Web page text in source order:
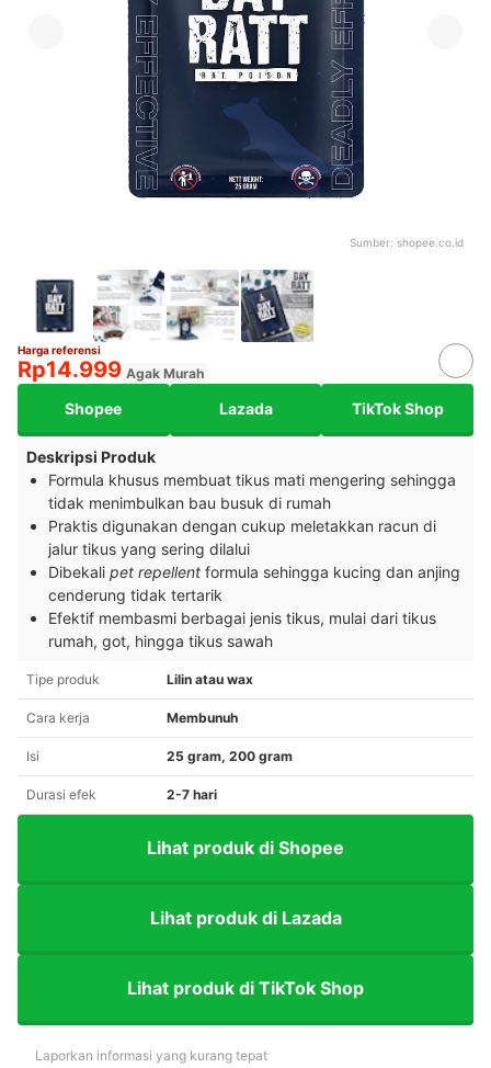
Sumber: shopee.co.id
Harga referensi
Rp14.999 Agak Murah
Shopee Lazada TikTok Shop
Deskripsi Produk
Formula khusus membuat tikus mati mengering sehingga
tidak menimbulkan bau busuk di rumah
Praktis digunakan dengan cukup meletakkan racun di
jalur tikus yang sering dilalui
Dibekali pet repellent formula sehingga kucing dan anjing
cenderung tidak tertarik
Efektif membasmi berbagai jenis tikus, mulai dari tikus
rumah, got, hingga tikus sawah
Tipe produk Lilin atau wax
Cara kerja Membunuh
Isi 25 gram, 200 gram
Durasi efek 2-7 hari
Lihat produk di Shopee
Lihat produk di Lazada
Lihat produk di TikTok Shop
Laporkan informasi yang kurang tepat